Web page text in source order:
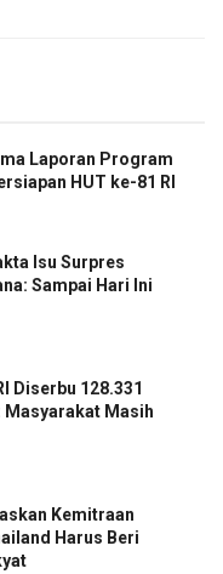
Laporan Program
HUT ke-81 RI
Isu Surpres
Sampai Hari Ini
Diserbu 128.331
Masyarakat Masih
Kemitraan
Harus Beri